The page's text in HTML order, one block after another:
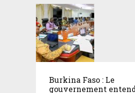
Burkina Faso : Le
gouvernement